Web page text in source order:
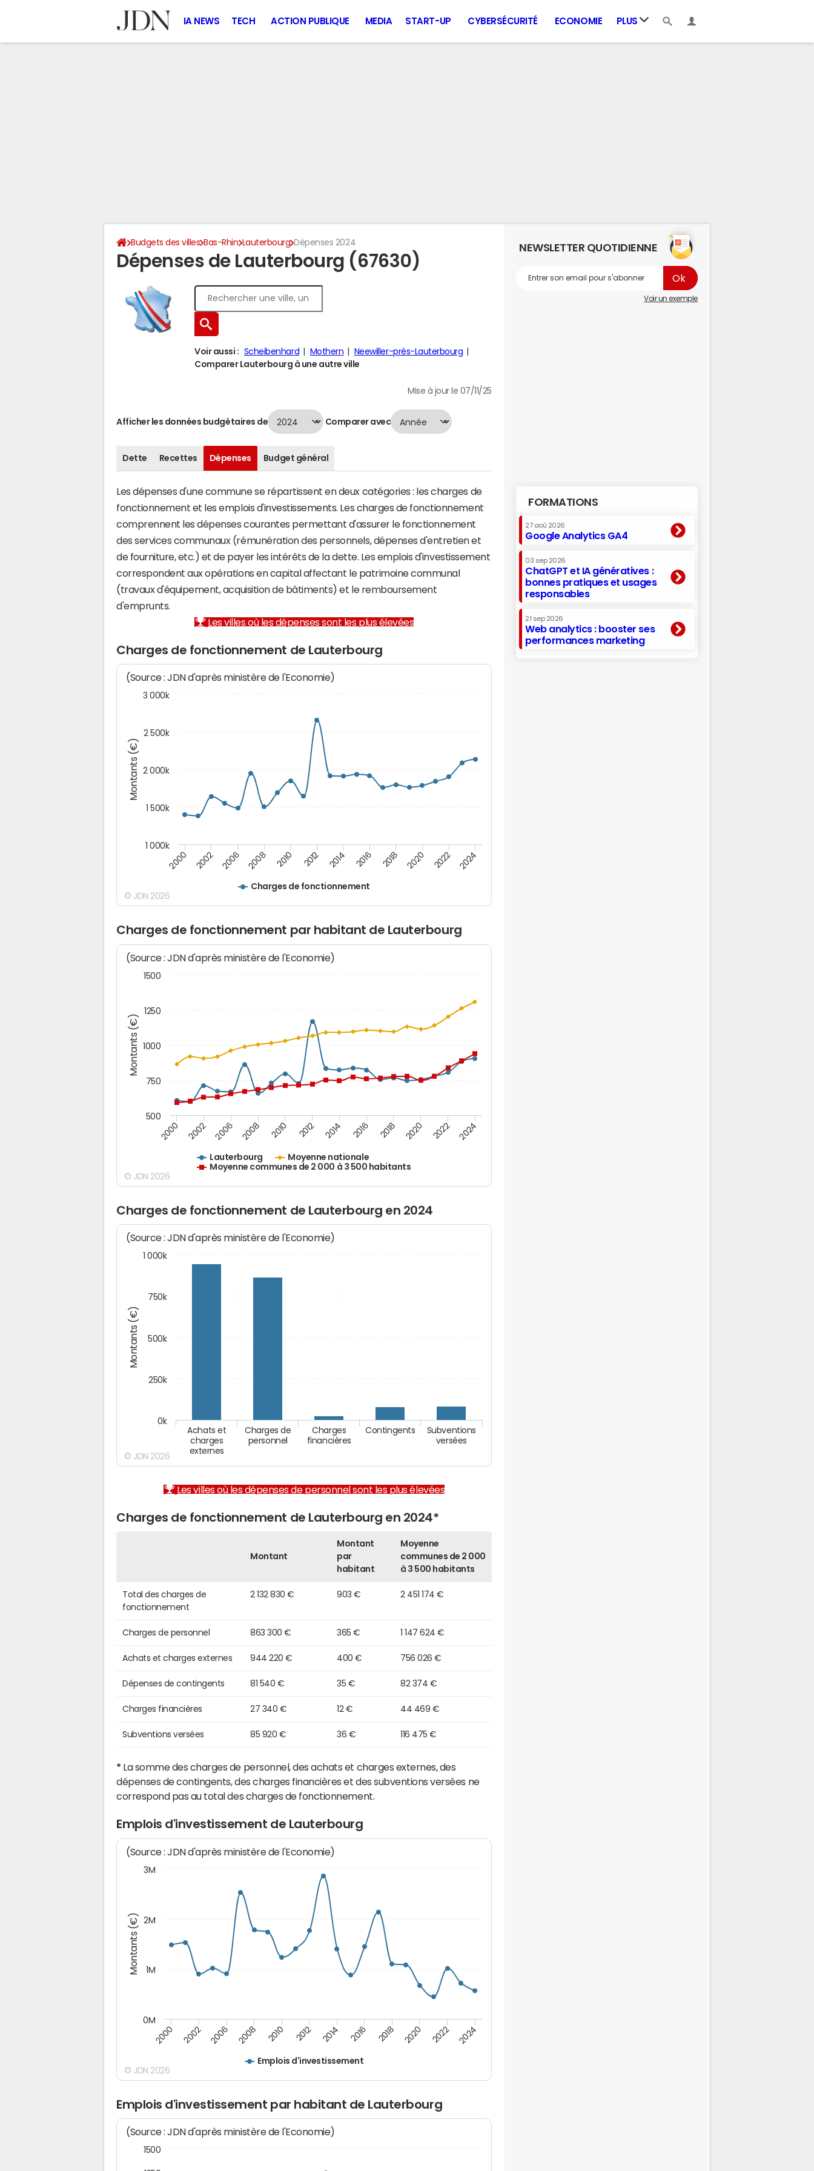
IA NEWS TECH ACTION PUBLIQUE MEDIA START-UP CYBERSÉCURITÉ ECONOMIE PLUS
Budgets des villes Bas-Rhin Lauterbourg Dépenses 2024
Dépenses de Lauterbourg (67630)
Voir aussi : Scheibenhard Mothern
Neewiller-près-Lauterbourg
Comparer Lauterbourg à une autre ville
Mise à jour le 07/11/25
Afficher les données budgétaires de Comparer avec
Dette Recettes Dépenses Budget général
Les dépenses d'une commune se répartissent en deux catégories : les charges de
fonctionnement et les emplois d'investissements. Les charges de fonctionnement
comprennent les dépenses courantes permettant d'assurer le fonctionnement
des services communaux (rémunération des personnels, dépenses d'entretien et
de fourniture, etc.) et de payer les intérêts de la dette. Les emplois d'investissement
correspondent aux opérations en capital affectant le patrimoine communal
(travaux d'équipement, acquisition de bâtiments) et le remboursement
d'emprunts.
Les villes où les dépenses sont les plus élevées
Charges de fonctionnement de Lauterbourg
Montants (€)
(Source : JDN d'après ministère de l'Economie)
Charges de fonctionnement
2000 2002 2006 2008 2010 2012 2014 2016 2018 2020 2022 2024
1 000k
1 500k
2 000k
2 500k
3 000k
© JDN 2026
Charges de fonctionnement par habitant de Lauterbourg
Montants (€)
(Source : JDN d'après ministère de l'Economie)
Lauterbourg
Moyenne nationale
Moyenne communes de 2 000 à 3 500 habitants
2000 2002 2006 2008 2010 2012 2014 2016 2018 2020 2022 2024
1000
500
750
1250
1500
© JDN 2026
Charges de fonctionnement de Lauterbourg en 2024
Montants (€)
(Source : JDN d'après ministère de l'Economie)
Achats et
charges
externes
Charges de
personnel
Charges
financières
Contingents
Subventions
versées
0k
250k
500k
750k
1 000k
© JDN 2026
Les villes où les dépenses de personnel sont les plus élevées
Charges de fonctionnement de Lauterbourg en 2024*
Montant
Montant
par
habitant
Moyenne
communes de 2 000
à 3 500 habitants
Total des charges de
fonctionnement
2 132 830 € 903 € 2 451 174 €
Charges de personnel 863 300 € 365 € 1 147 624 €
Achats et charges externes 944 220 € 400 € 756 026 €
Dépenses de contingents 81 540 € 35 € 82 374 €
Charges financières 27 340 € 12 € 44 469 €
Subventions versées 85 920 € 36 € 116 475 €
* La somme des charges de personnel, des achats et charges externes, des
dépenses de contingents, des charges financières et des subventions versées ne
correspond pas au total des charges de fonctionnement.
Emplois d'investissement de Lauterbourg
Montants (€)
(Source : JDN d'après ministère de l'Economie)
Emplois d'investissement
2000 2002 2006 2008 2010 2012 2014 2016 2018 2020 2022 2024
0M
1M
2M
3M
© JDN 2026
Emplois d'investissement par habitant de Lauterbourg
(Source : JDN d'après ministère de l'Economie)
1500
NEWSLETTER QUOTIDIENNE
Voir un exemple
FORMATIONS
27 aoû 2026
Google Analytics GA4
03 sep 2026
ChatGPT et IA génératives :
bonnes pratiques et usages
responsables
21 sep 2026
Web analytics : booster ses
performances marketing